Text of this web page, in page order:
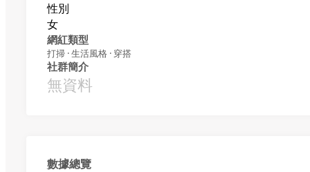
性別
女
網紅類型
打掃 · 生活風格 · 穿搭
社群簡介
無資料
數據總覽